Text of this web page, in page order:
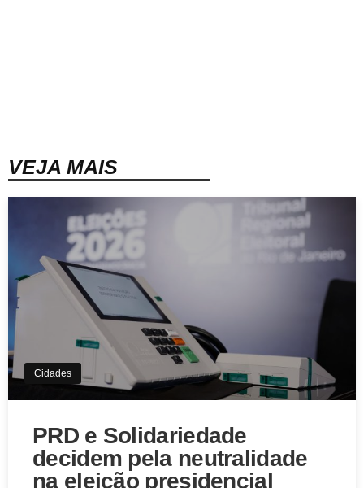
VEJA MAIS
Cidades
PRD e Solidariedade
decidem pela neutralidade
na eleição presidencial